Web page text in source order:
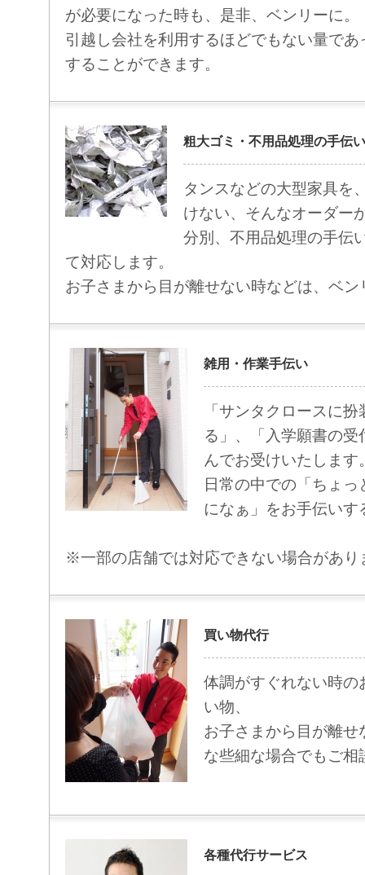
が必要になった時も、是非、ベンリーに。
引越し会社を利用するほどでもない量で
することができます。
粗大ゴミ・不用品処理の手伝い
タンスなどの大型家具を
けない、そんなオーダー
分別、不用品処理の手伝
て対応します。
お子さまから目が離せない時などは、ベ
雑用・作業手伝い
「サンタクロースに
る」、「入学願書の
んでお受けいたします
日常の中での「ちょ
になぁ」をお手伝い
※一部の店舗では対応できない場合があり
買い物代行
体調がすぐれない時の
い物、
お子さまから目が離
な些細な場合でもご相
各種代行サービス